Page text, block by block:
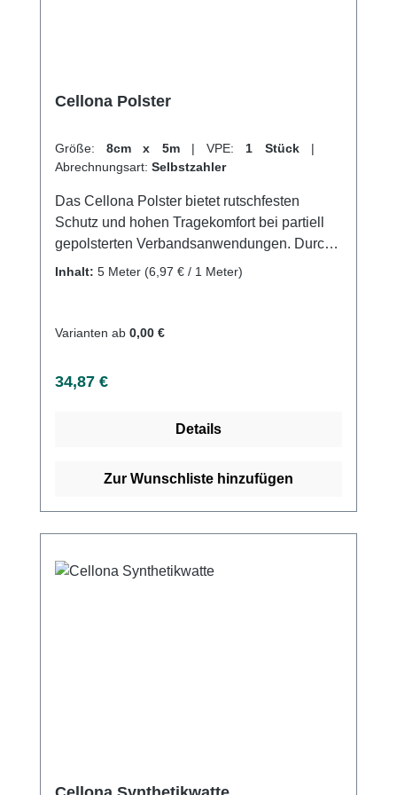
Cellona Polster
Größe: 8cm x 5m | VPE: 1 Stück |
Abrechnungsart: Selbstzahler
Das Cellona Polster bietet rutschfesten
Schutz und hohen Tragekomfort bei partiell
gepolsterten Verbandsanwendungen. Durch
seine luftdurchlässige, selbstklebende
Druckstellen. Es ist in verschiedenen Größen
Polyester, 30% Polypropylen und 20%
Herstellers Kaufen Sie jetzt Cellona Polster
unserem schnellen Versand und unserem
Inhalt: 5 Meter (6,97 € / 1 Meter)
Varianten ab 0,00 €
Regulärer Preis:
34,87 €
Details
Zur Wunschliste hinzufügen